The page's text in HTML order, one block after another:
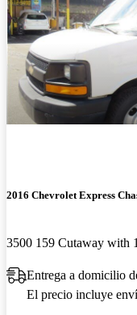
2016 Chevrolet Express
3500 159 Cutaway with
Entrega a domicilio
El precio incluye